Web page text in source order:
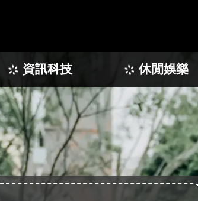
資訊科技 休閒娛樂